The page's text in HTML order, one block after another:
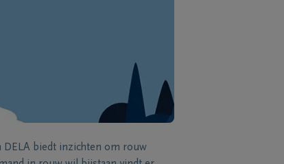
DELA biedt inzichten om rouw